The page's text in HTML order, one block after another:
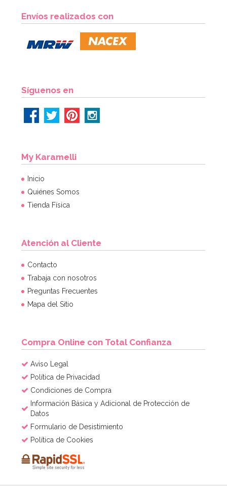
Envíos realizados con
Síguenos en
My Karamelli
Inicio
Quiénes Somos
Tienda Física
Atención al Cliente
Contacto
Trabaja con nosotros
Preguntas Frecuentes
Mapa del Sitio
Compra Online con Total Confianza
Aviso Legal
Política de Privacidad
Condiciones de Compra
Información Básica y Adicional de Protección de
Datos
Formulario de Desistimiento
Política de Cookies